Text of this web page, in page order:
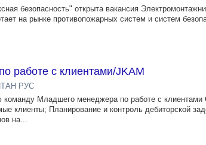
безопасность" открыта вакансия
на рынке противопожарных систем и систем
работе с клиентами/JKAM
РУС
Младшего менеджера по работе с клиентами
клиенты; Планирование и контроль дебиторской
на...